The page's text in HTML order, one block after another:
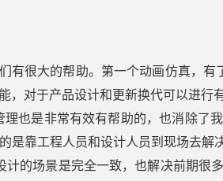
很大的帮助。第一个动画仿真，
，对于产品设计和更新换代可以进行
也是非常有效有帮助的，也消除了
靠工程人员和设计人员到现场去
的场景是完全一致，也解决前期很